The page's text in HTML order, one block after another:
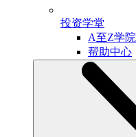
投资学堂
A至Z学院
帮助中心